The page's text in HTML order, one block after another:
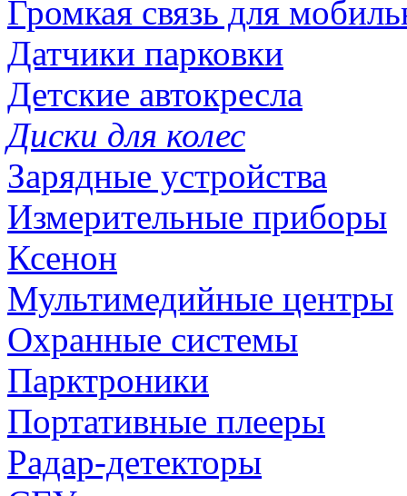
Громкая связь для
Датчики парковки
Детские автокресла
Диски для колес
Зарядные устройства
Измерительные приборы
Ксенон
Мультимедийные центры
Охранные системы
Парктроники
Портативные плееры
Радар-детекторы